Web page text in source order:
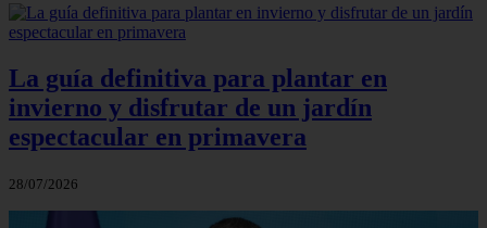
La guía definitiva para plantar en
invierno y disfrutar de un jardín
espectacular en primavera
28/07/2026